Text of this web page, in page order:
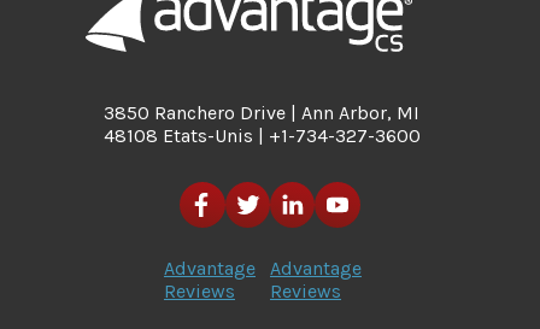
3850 Ranchero Drive | Ann Arbor, MI
48108 Etats-Unis | +1-734-327-3600
Advantage
Reviews
Advantage
Reviews